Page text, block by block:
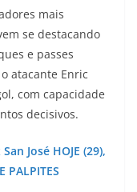
mais
se destacando
e passes
atacante Enric
com capacidade
decisivos.
José HOJE (29),
PALPITES